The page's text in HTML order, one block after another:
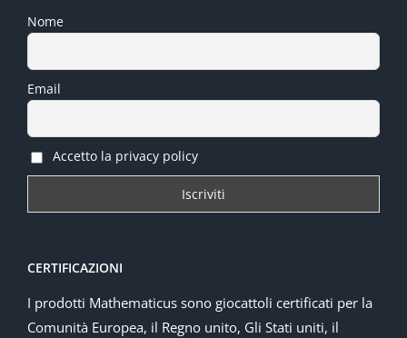
Nome
Email
Accetto la privacy policy
CERTIFICAZIONI
I prodotti Mathematicus sono giocattoli certificati per la
Comunità Europea, il Regno unito, Gli Stati uniti, il